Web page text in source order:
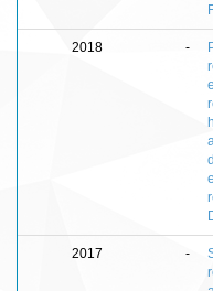
2018 -
2017 -